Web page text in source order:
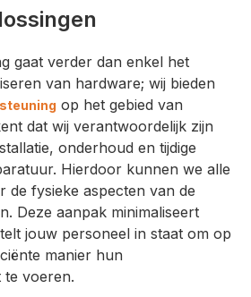
gaat verder dan enkel het
van hardware; wij bieden
op het gebied van
dat wij verantwoordelijk zijn
onderhoud en tijdige
Hierdoor kunnen we alle
de fysieke aspecten van de
Deze aanpak minimaliseert
jouw personeel in staat om op
manier hun
te voeren.